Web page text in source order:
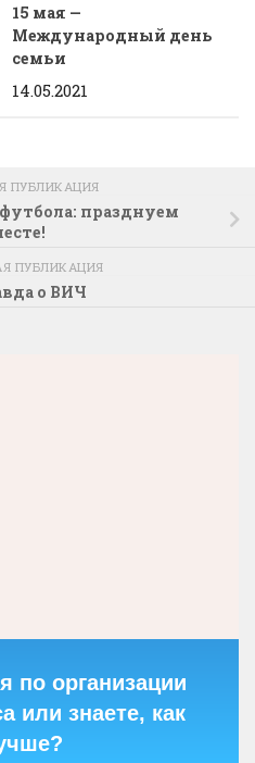
15 мая —
Международный день
семьи
14.05.2021
ПУБЛИКАЦИЯ
празднуем
ПУБЛИКАЦИЯ
о ВИЧ
по организации
или знаете, как